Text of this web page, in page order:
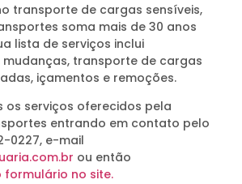
transporte de cargas sensíveis,
soma mais de 30 anos
lista de serviços inclui
mudanças, transporte de cargas
içamentos e remoções.
os serviços oferecidos pela
entrando em contato pelo
0227, e-mail
ou então
formulário no site.